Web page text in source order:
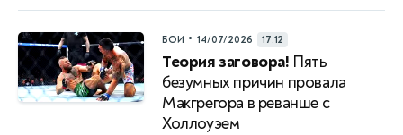
БОИ • 14/07/2026 17:12
Теория заговора! Пять
безумных причин провала
Макгрегора в реванше с
Холлоуэем